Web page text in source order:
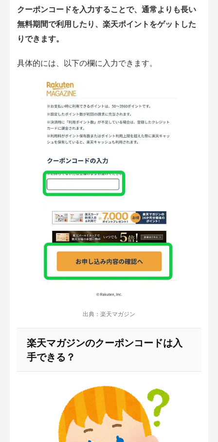
クーポンコードを入力することで、通常よりも長い
無料期間で利用したり、楽天ポイントをゲットした
りできます。
具体的には、以下の欄に入力できます。
出典：楽天マガジン
楽天マガジンのクーポンコードは入
手できる？